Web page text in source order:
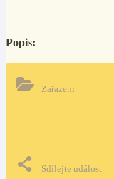
Popis:
Zařazení
Sdílejte událost